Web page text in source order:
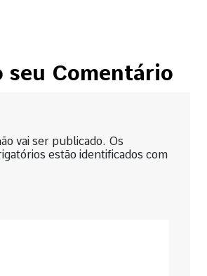
seu Comentário
vai ser publicado. Os
estão identificados com